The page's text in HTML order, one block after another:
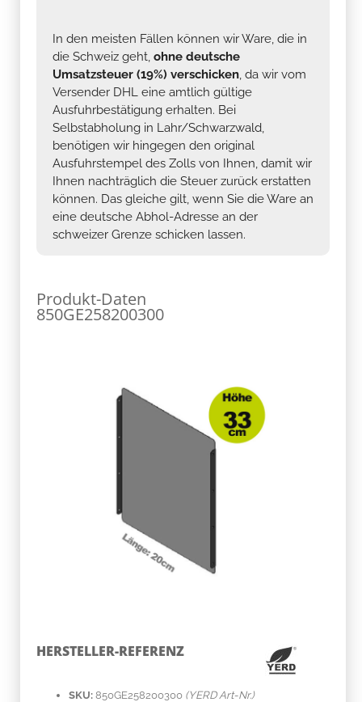
In den meisten Fällen können wir Ware, die in
die Schweiz geht, ohne deutsche
Umsatzsteuer (19%) verschicken, da wir vom
Versender DHL eine amtlich gültige
Ausfuhrbestätigung erhalten. Bei
Selbstabholung in Lahr/Schwarzwald,
benötigen wir hingegen den original
Ausfuhrstempel des Zolls von Ihnen, damit wir
Ihnen nachträglich die Steuer zurück erstatten
können. Das gleiche gilt, wenn Sie die Ware an
eine deutsche Abhol-Adresse an der
schweizer Grenze schicken lassen.
Produkt-Daten
850GE258200300
HERSTELLER-REFERENZ
SKU: 850GE258200300 (YERD Art-Nr.)